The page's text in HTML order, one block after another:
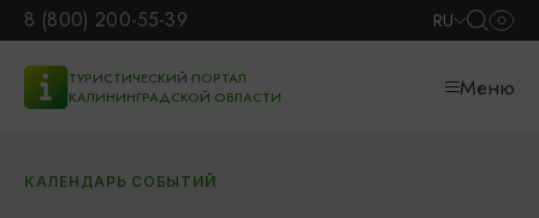
8 (800) 200-55-39 RU
ТУРИСТИЧЕСКИЙ ПОРТАЛ
КАЛИНИНГРАДСКОЙ ОБЛАСТИ
Меню
КАЛЕНДАРЬ СОБЫТИЙ